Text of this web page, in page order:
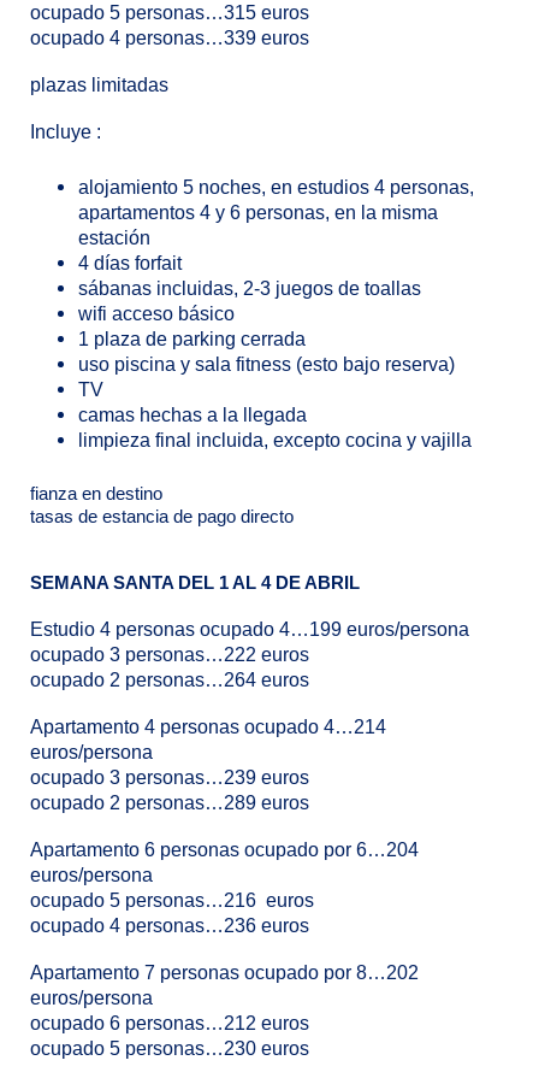
ocupado 5 personas…315 euros
ocupado 4 personas…339 euros
plazas limitadas
Incluye :
alojamiento 5 noches, en estudios 4 personas,
apartamentos 4 y 6 personas, en la misma
estación
4 días forfait
sábanas incluidas, 2-3 juegos de toallas
wifi acceso básico
1 plaza de parking cerrada
uso piscina y sala fitness (esto bajo reserva)
TV
camas hechas a la llegada
limpieza final incluida, excepto cocina y vajilla
fianza en destino
tasas de estancia de pago directo
SEMANA SANTA DEL 1 AL 4 DE ABRIL
Estudio 4 personas ocupado 4…199 euros/persona
ocupado 3 personas…222 euros
ocupado 2 personas…264 euros
Apartamento 4 personas ocupado 4…214
euros/persona
ocupado 3 personas…239 euros
ocupado 2 personas…289 euros
Apartamento 6 personas ocupado por 6…204
euros/persona
ocupado 5 personas…216 euros
ocupado 4 personas…236 euros
Apartamento 7 personas ocupado por 8…202
euros/persona
ocupado 6 personas…212 euros
ocupado 5 personas…230 euros